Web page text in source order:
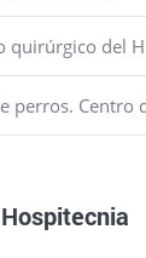
quirúrgico del
perros. Centro